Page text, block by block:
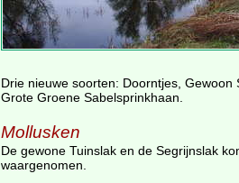
Drie nieuwe soorten: Doorntjes,
Grote Groene Sabelsprinkhaan.
Mollusken
De gewone Tuinslak en de Segrijnslak
waargenomen.